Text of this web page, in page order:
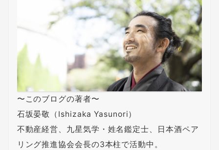
〜このブログの著者〜
石坂晏敬（Ishizaka Yasunori）
不動産経営、九星気学・姓名鑑定士、日本酒ペア
リング推進協会会長の3本柱で活動中。